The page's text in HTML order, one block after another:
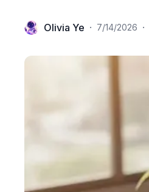
Olivia Ye · 7/14/2026 ·